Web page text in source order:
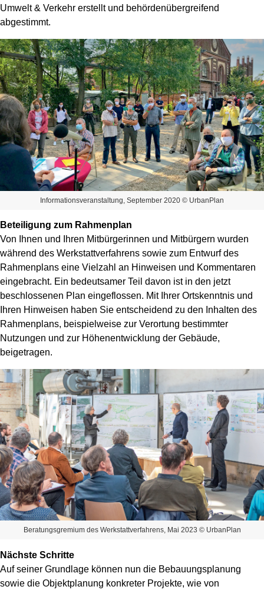
Umwelt & Verkehr erstellt und behördenübergreifend
abgestimmt.
Informationsveranstaltung, September 2020 © UrbanPlan
Beteiligung zum Rahmenplan
Von Ihnen und Ihren Mitbürgerinnen und Mitbürgern wurden
während des Werkstattverfahrens sowie zum Entwurf des
Rahmenplans eine Vielzahl an Hinweisen und Kommentaren
eingebracht. Ein bedeutsamer Teil davon ist in den jetzt
beschlossenen Plan eingeflossen. Mit Ihrer Ortskenntnis und
Ihren Hinweisen haben Sie entscheidend zu den Inhalten des
Rahmenplans, beispielweise zur Verortung bestimmter
Nutzungen und zur Höhenentwicklung der Gebäude,
beigetragen.
Beratungsgremium des Werkstattverfahrens, Mai 2023 © UrbanPlan
Nächste Schritte
Auf seiner Grundlage können nun die Bebauungsplanung
sowie die Objektplanung konkreter Projekte, wie von